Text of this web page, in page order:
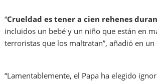
“Crueldad es tener a cien rehenes
incluidos un bebé y un niño que están en
terroristas que los maltratan”, añadió en
“Lamentablemente, el Papa ha elegido